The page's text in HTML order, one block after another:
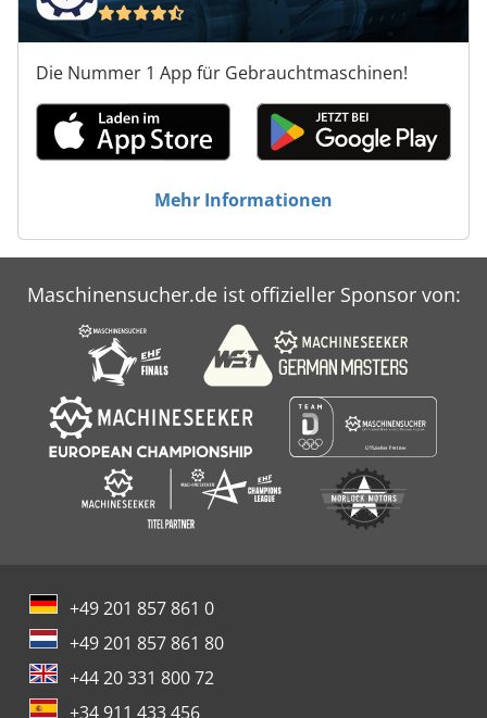
Die Nummer 1 App für Gebrauchtmaschinen!
Mehr Informationen
Maschinensucher.de ist offizieller Sponsor von:
+49 201 857 861 0
+49 201 857 861 80
+44 20 331 800 72
+34 911 433 456